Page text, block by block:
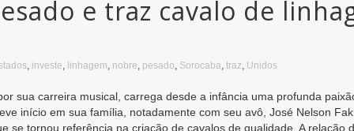
e traz cavalo de
investe linhagem nobre pesado Sorocaba traz Unidos
sua carreira musical, carrega desde a infância uma profunda
início em sua família, notadamente com seu avô, José Nelson
se tornou referência na criação de cavalos de qualidade. A relação